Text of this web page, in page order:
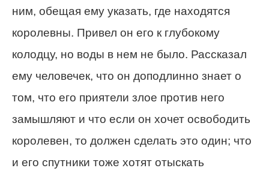
ним, обещая ему указать, где находятся
королевны. Привел он его к глубокому
колодцу, но воды в нем не было. Рассказал
ему человечек, что он доподлинно знает о
том, что его приятели злое против него
замышляют и что если он хочет освободить
королевен, то должен сделать это один; что
и его спутники тоже хотят отыскать